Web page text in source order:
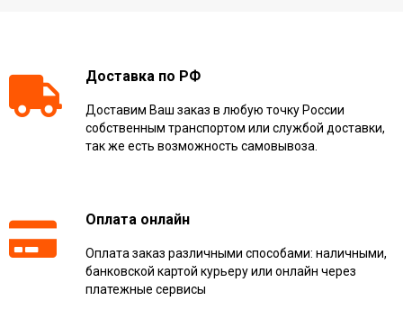
Доставка по РФ
Доставим Ваш заказ в любую точку России
собственным транспортом или службой доставки,
так же есть возможность самовывоза.
Оплата онлайн
Оплата заказ различными способами: наличными,
банковской картой курьеру или онлайн через
платежные сервисы